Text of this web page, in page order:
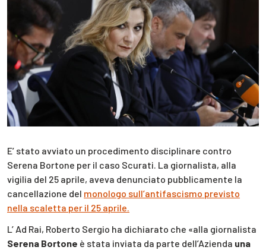
E’ stato avviato un procedimento disciplinare contro
Serena Bortone per il caso Scurati. La giornalista, alla
vigilia del 25 aprile, aveva denunciato pubblicamente la
cancellazione del monologo sull’antifascismo previsto
nella scaletta per il 25 aprile.
L’ Ad Rai, Roberto Sergio ha dichiarato che «alla giornalista
Serena Bortone è stata inviata da parte dell’Azienda una